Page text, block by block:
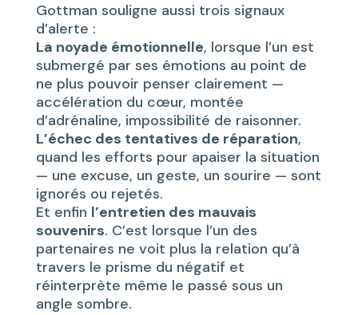
Gottman souligne aussi trois signaux
d’alerte :
La noyade émotionnelle, lorsque l’un est
submergé par ses émotions au point de
ne plus pouvoir penser clairement —
accélération du cœur, montée
d’adrénaline, impossibilité de raisonner.
L’échec des tentatives de réparation,
quand les efforts pour apaiser la situation
— une excuse, un geste, un sourire — sont
ignorés ou rejetés.
Et enfin l’entretien des mauvais
souvenirs. C’est lorsque l’un des
partenaires ne voit plus la relation qu’à
travers le prisme du négatif et
réinterprète même le passé sous un
angle sombre.